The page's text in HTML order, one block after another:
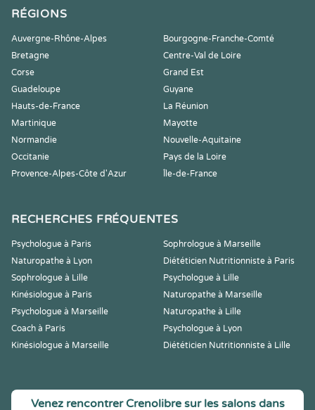
RÉGIONS
Auvergne-Rhône-Alpes
Bourgogne-Franche-Comté
Bretagne
Centre-Val de Loire
Corse
Grand Est
Guadeloupe
Guyane
Hauts-de-France
La Réunion
Martinique
Mayotte
Normandie
Nouvelle-Aquitaine
Occitanie
Pays de la Loire
Provence-Alpes-Côte d'Azur
Île-de-France
RECHERCHES FRÉQUENTES
Psychologue à Paris
Sophrologue à Marseille
Naturopathe à Lyon
Diététicien Nutritionniste à Paris
Sophrologue à Lille
Psychologue à Lille
Kinésiologue à Paris
Naturopathe à Marseille
Psychologue à Marseille
Naturopathe à Lille
Coach à Paris
Psychologue à Lyon
Kinésiologue à Marseille
Diététicien Nutritionniste à Lille
Venez rencontrer Crenolibre sur les salons dans